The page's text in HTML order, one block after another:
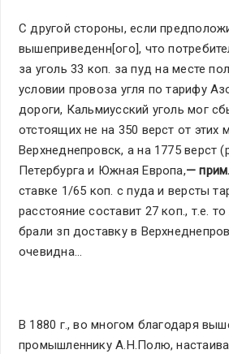
С другой стороны, если
вышеприведенн[ого], что
за уголь 33 коп. за пуд на месте
условии провоза угля по тарифу
дороги, Кальмиусский уголь мог
отстоящих не на 350 верст от этих
Верхнеднепровск, а на 1775 верст
Петербурга и Южная Европа,—
ставке 1/65 коп. с пуда и версты
расстояние составит 27 коп., т.е.
брали зп доставку в
очевидна…
В 1880 г., во многом благодаря
промышленнику А.Н.Полю,